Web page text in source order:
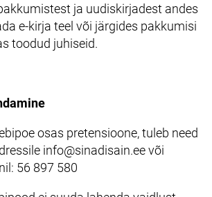
ja uudiskirjadest andes
e-kirja teel või järgides pakkumisi
toodud juhiseid.
osas pretensioone, tuleb need
info@sinadisain.ee või
56 897 580